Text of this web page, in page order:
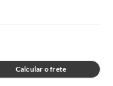
Calcular o frete